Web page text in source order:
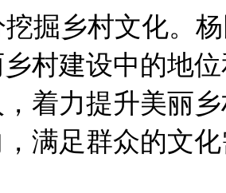
挖掘乡村文化。
村建设中的地
着力提升美丽
满足群众的文